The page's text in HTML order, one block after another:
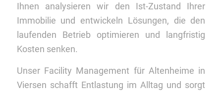
Ihnen analysieren wir den Ist-Zustand Ihrer
Immobilie und entwickeln Lösungen, die den
laufenden Betrieb optimieren und langfristig
Kosten senken.
Unser Facility Management für Altenheime in
Viersen schafft Entlastung im Alltag und sorgt